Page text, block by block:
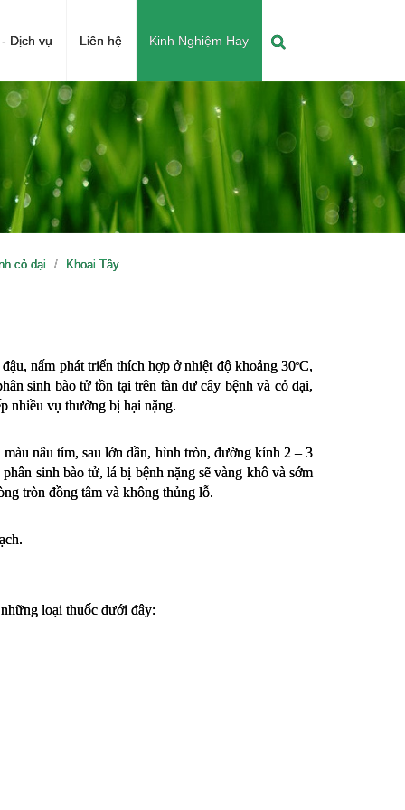
Dịch vụ Liên hệ Kinh Nghiệm Hay
cỏ dại Khoai Tây
nấm phát triển thích hợp ở nhiệt độ khoảng 30oC,
sinh bào tử tồn tại trên tàn dư cây bệnh và cỏ dại,
nhiều vụ thường bị hại nặng.
nâu tím, sau lớn dần, hình tròn, đường kính 2 – 3
sinh bào tử, lá bị bệnh nặng sẽ vàng khô và sớm
tròn đồng tâm và không thủng lỗ.
loại thuốc dưới đây: